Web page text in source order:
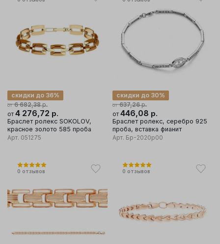
от 6 682,38р.
скидки до 36%
от 4 276,72 р.
Браслет ролекс SOKOLOV,
красное золото 585 проба
Арт. 051275
от 637,26р.
скидки до 30%
от 446,08 р.
Браслет ролекс, серебро 925
проба, вставка фианит
Арт. Бр-2020р00
0 отзывов 0 отзывов